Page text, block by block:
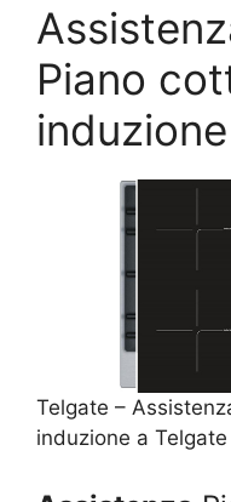
Piano
induzione
Telgate –
induzione a Telgate